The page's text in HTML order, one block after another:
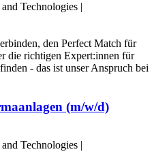
Technologies |
den Perfect Match für
die richtigen Expert:innen für
- das ist unser Anspruch bei
(m/w/d)
Technologies